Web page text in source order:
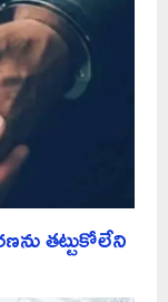
తట్టుకోలేని